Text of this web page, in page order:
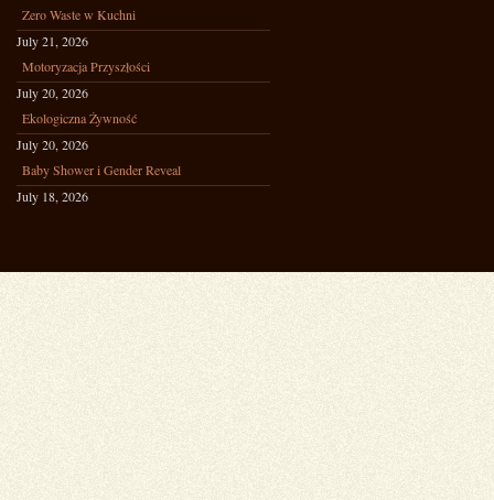
Zero Waste w Kuchni
July 21, 2026
Motoryzacja Przyszłości
July 20, 2026
Ekologiczna Żywność
July 20, 2026
Baby Shower i Gender Reveal
July 18, 2026